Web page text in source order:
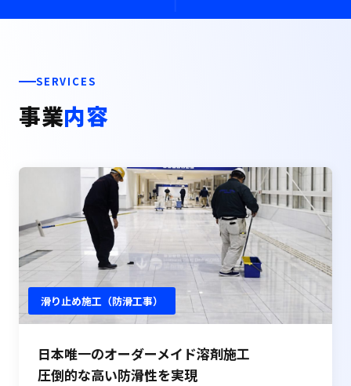
SERVICES
事業内容
滑り止め施工（防滑工事）
日本唯一のオーダーメイド溶剤施工
圧倒的な高い防滑性を実現